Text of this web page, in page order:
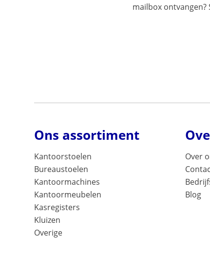
mailbox
Ons assortiment
Kantoorstoelen
Bureaustoelen
Kantoormachines
Kantoormeubelen
Kasregisters
Kluizen
Overige
Over
Blog